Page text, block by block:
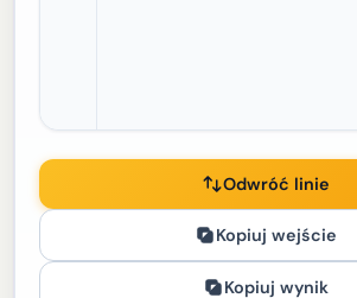
Odwróć linie
Kopiuj wejście
Kopiuj wynik